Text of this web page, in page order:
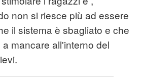
non si riesce più ad essere
il sistema è sbagliato e che
mancare all'interno del